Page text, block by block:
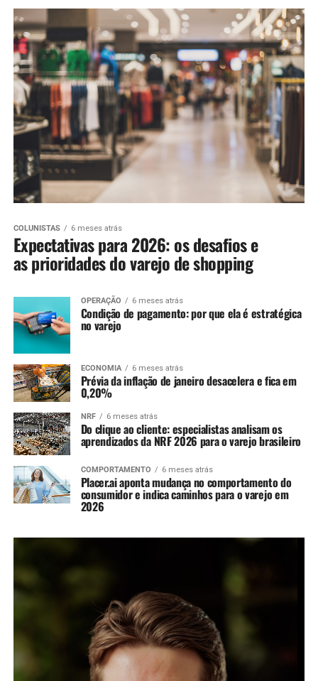
COLUNISTAS 6 meses atrás
Expectativas para 2026: os desafios e
as prioridades do varejo de shopping
OPERAÇÃO 6 meses atrás
Condição de pagamento: por que ela é estratégica
no varejo
ECONOMIA 6 meses atrás
Prévia da inflação de janeiro desacelera e fica em
0,20%
NRF 6 meses atrás
Do clique ao cliente: especialistas analisam os
aprendizados da NRF 2026 para o varejo brasileiro
COMPORTAMENTO 6 meses atrás
Placer.ai aponta mudança no comportamento do
consumidor e indica caminhos para o varejo em
2026